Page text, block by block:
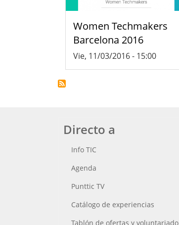
Women Techmakers
Barcelona 2016
Vie, 11/03/2016 - 15:00
Directo a
Info TIC
Agenda
Punttic TV
Catálogo de experiencias
Tablón de ofertas y voluntariado